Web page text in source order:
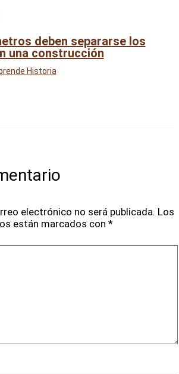
deben separarse los
una construcción
Historia
electrónico no será publicada. Los
están marcados con *